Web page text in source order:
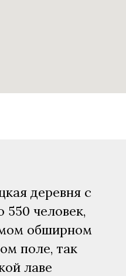
деревня с
550 человек,
обширном
поле, так
лаве